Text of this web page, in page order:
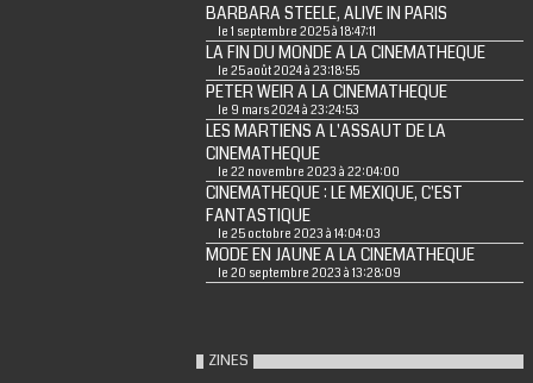
BARBARA STEELE, ALIVE IN PARIS
le 1 septembre 2025 à 18:47:11
LA FIN DU MONDE A LA CINEMATHEQUE
le 25 août 2024 à 23:18:55
PETER WEIR A LA CINEMATHEQUE
le 9 mars 2024 à 23:24:53
LES MARTIENS A L'ASSAUT DE LA
CINEMATHEQUE
le 22 novembre 2023 à 22:04:00
CINEMATHEQUE : LE MEXIQUE, C'EST
FANTASTIQUE
le 25 octobre 2023 à 14:04:03
MODE EN JAUNE A LA CINEMATHEQUE
le 20 septembre 2023 à 13:28:09
ZINES